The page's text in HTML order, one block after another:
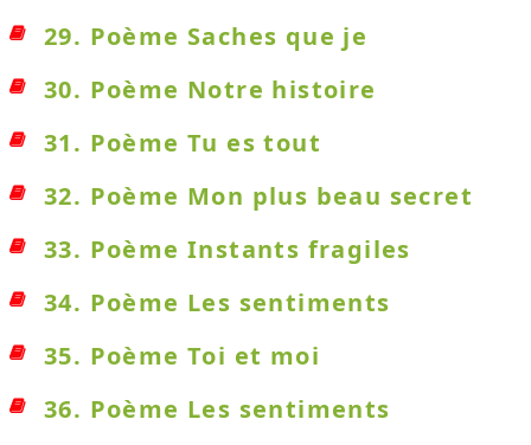
29. Poème Saches que je
30. Poème Notre histoire
31. Poème Tu es tout
32. Poème Mon plus beau secret
33. Poème Instants fragiles
34. Poème Les sentiments
35. Poème Toi et moi
36. Poème Les sentiments